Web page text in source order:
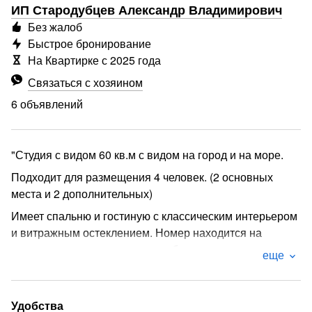
ИП Стародубцев Александр Владимирович
Связаться с хозяином
6 объявлений
Без жалоб
Быстрое бронирование
На Квартирке с 2025 года
"Студия с видом 60 кв.м с видом на город и на море.
Подходит для размещения 4 человек. (2 основных
места и 2 дополнительных)
Имеет спальню и гостиную с классическим интерьером
и витражным остеклением. Номер находится на
приватность проживания и прекрасный вид на город.
двуспальный, два кресла.
еще
Удобства